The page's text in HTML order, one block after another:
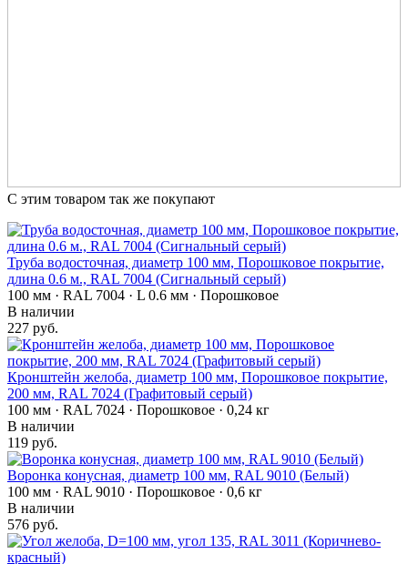
С этим товаром так же покупают
Труба водосточная, диаметр 100 мм, Порошковое покрытие,
длина 0.6 м., RAL 7004 (Сигнальный серый)
100 мм · RAL 7004 · L 0.6 мм · Порошковое
В наличии
227 руб.
Кронштейн желоба, диаметр 100 мм, Порошковое покрытие,
200 мм, RAL 7024 (Графитовый серый)
100 мм · RAL 7024 · Порошковое · 0,24 кг
В наличии
119 руб.
Воронка конусная, диаметр 100 мм, RAL 9010 (Белый)
100 мм · RAL 9010 · Порошковое · 0,6 кг
В наличии
576 руб.